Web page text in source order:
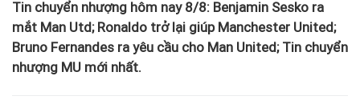
Tin chuyển nhượng hôm nay 8/8: Benjamin Sesko ra
mắt Man Utd; Ronaldo trở lại giúp Manchester United;
Bruno Fernandes ra yêu cầu cho Man United; Tin chuyển
nhượng MU mới nhất.